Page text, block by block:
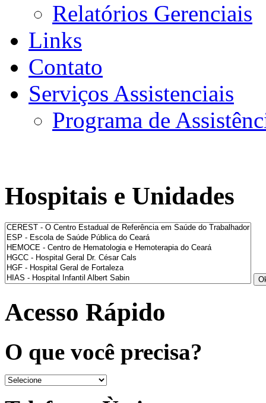
Relatórios Gerenciais
Links
Contato
Serviços Assistenciais
Programa de
Hospitais e Unidades
Acesso Rápido
O que você precisa?